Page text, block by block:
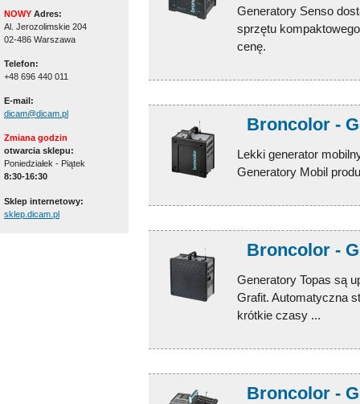
NOWY Adres:
Al. Jerozolimskie 204
02-486 Warszawa
Telefon:
+48 696 440 011
E-mail:
dicam@dicam.pl
Zmiana godzin
otwarcia sklepu:
Poniedziałek - Piątek
8:30-16:30
Sklep internetowy:
sklep.dicam.pl
Generatory Senso
sprzętu
cenę.
Broncolor -
Lekki generator
Generatory Mobil
Broncolor -
Generatory Topas są
Grafit. Automatyczna
krótkie czasy ...
Broncolor -